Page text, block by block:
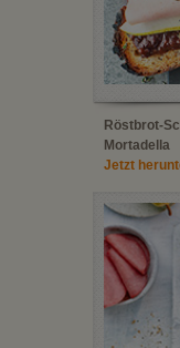
Röstbrot-
Mortadella
Jetzt